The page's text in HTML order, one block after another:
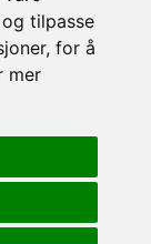
tilpasse
, for å
mer